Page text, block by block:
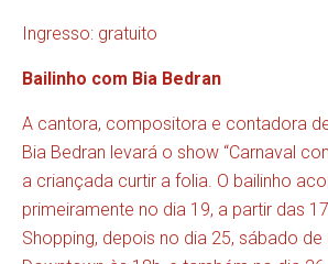
Ingresso: gratuito
Bailinho com Bia Bedran
A cantora, compositora e contadora
Bia Bedran levará o show “Carnaval
a criançada curtir a folia. O bailinho
primeiramente no dia 19, a partir das
Shopping, depois no dia 25, sábado de